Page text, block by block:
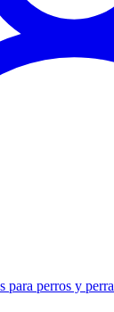
para perros y